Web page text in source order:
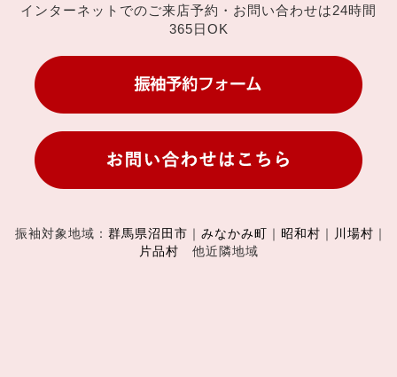
インターネットでのご来店予約・お問い合わせは24時間
365日OK
振袖対象地域： 群馬県沼田市 ｜ みなかみ町 ｜ 昭和村 ｜ 川場村 ｜
片品村 他近隣地域